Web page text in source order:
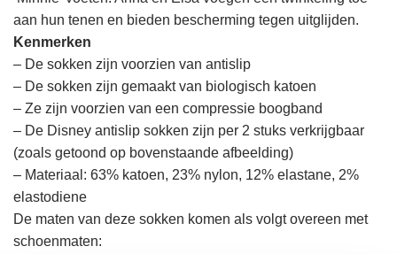
aan hun tenen en bieden bescherming tegen uitglijden.
Kenmerken
– De sokken zijn voorzien van antislip
– De sokken zijn gemaakt van biologisch katoen
– Ze zijn voorzien van een compressie boogband
– De Disney antislip sokken zijn per 2 stuks verkrijgbaar
(zoals getoond op bovenstaande afbeelding)
– Materiaal: 63% katoen, 23% nylon, 12% elastane, 2%
elastodiene
De maten van deze sokken komen als volgt overeen met
schoenmaten: